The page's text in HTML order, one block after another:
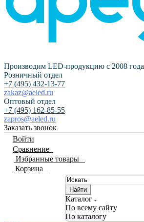
Производим LED-продукцию с 2008 года
Розничный отдел
+7 (495) 432-13-77
zakaz@aeled.ru
Оптовый отдел
+7 (495) 162-85-55
zapros@aeled.ru
Заказать звонок
Войти
Сравнение
Избранные товары
Корзина
Найти
Каталог
По всему сайту
По каталогу